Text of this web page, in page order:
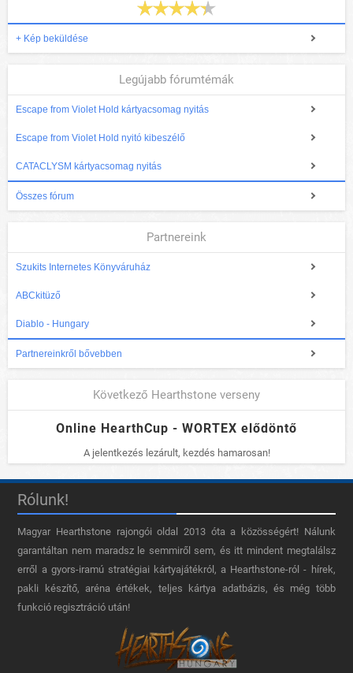
+ Kép beküldése
Legújabb fórumtémák
Escape from Violet Hold kártyacsomag nyitás
Escape from Violet Hold nyitó kibeszélő
CATACLYSM kártyacsomag nyitás
Összes fórum
Partnereink
Szukits Internetes Könyváruház
ABCkitüző
Diablo - Hungary
Partnereinkről bővebben
Következő Hearthstone verseny
Online HearthCup - WORTEX elődöntő
A jelentkezés lezárult, kezdés hamarosan!
Rólunk!
Magyar Hearthstone​ rajongói oldal 2013 óta a közösségért! Nálunk
garantáltan nem maradsz le semmiről sem, és itt mindent megtalálsz
erről a gyors-iramú stratégiai kártyajátékról, a Hearthstone-ról - hírek,
pakli készítő, aréna értékek, teljes kártya adatbázis, és még több
funkció regisztráció után!